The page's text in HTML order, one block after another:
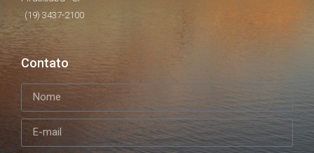
(19) 3437-2100
Contato